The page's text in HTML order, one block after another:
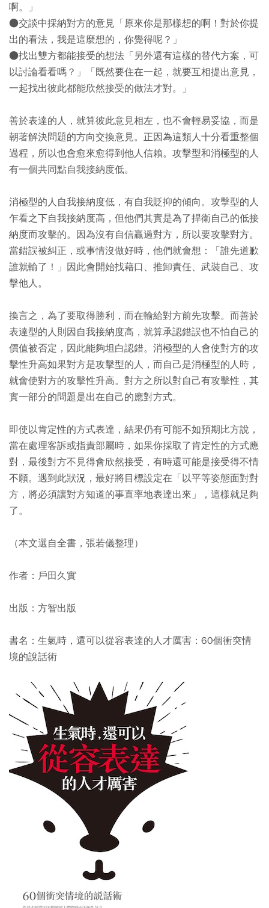
啊。」
●交談中採納對方的意見「原來你是那樣想的啊！對於你提
出的看法，我是這麼想的，你覺得呢？」
●找出雙方都能接受的想法「另外還有這樣的替代方案，可
以討論看看嗎？」「既然要住在一起，就要互相提出意見，
一起找出彼此都能欣然接受的做法才對。」
善於表達的人，就算彼此意見相左，也不會輕易妥協，而是
朝著解決問題的方向交換意見。正因為這類人十分看重整個
過程，所以也會愈來愈得到他人信賴。攻擊型和消極型的人
有一個共同點自我接納度低。
消極型的人自我接納度低，有自我貶抑的傾向。攻擊型的人
乍看之下自我接納度高，但他們其實是為了捍衛自己的低接
納度而攻擊的。因為沒有自信贏過對方，所以要攻擊對方。
當錯誤被糾正，或事情沒做好時，他們就會想：「誰先道歉
誰就輸了！」因此會開始找藉口、推卸責任、武裝自己、攻
擊他人。
換言之，為了要取得勝利，而在輸給對方前先攻擊。而善於
表達型的人則因自我接納度高，就算承認錯誤也不怕自己的
價值被否定，因此能夠坦白認錯。消極型的人會使對方的攻
擊性升高如果對方是攻擊型的人，而自己是消極型的人時，
就會使對方的攻擊性升高。對方之所以對自己有攻擊性，其
實一部分的問題是出在自己的應對方式。
即使以肯定性的方式表達，結果仍有可能不如預期比方說，
當在處理客訴或指責部屬時，如果你採取了肯定性的方式應
對，最後對方不見得會欣然接受，有時還可能是接受得不情
不願。遇到此狀況，最好將目標設定在「以平等姿態面對對
方，將必須讓對方知道的事直率地表達出來」，這樣就足夠
了。
（本文選自全書，張若儀整理）
作者：戶田久實
出版：方智出版
書名：生氣時，還可以從容表達的人才厲害：60個衝突情
境的說話術